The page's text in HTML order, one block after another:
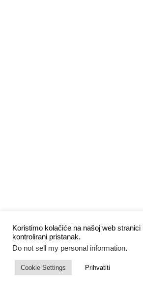
Koristimo kolačiće na našoj web
kontrolirani pristanak.
Do not sell my personal information.
Cookie Settings Prihvatiti